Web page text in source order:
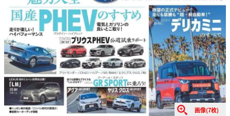
画像(7枚)